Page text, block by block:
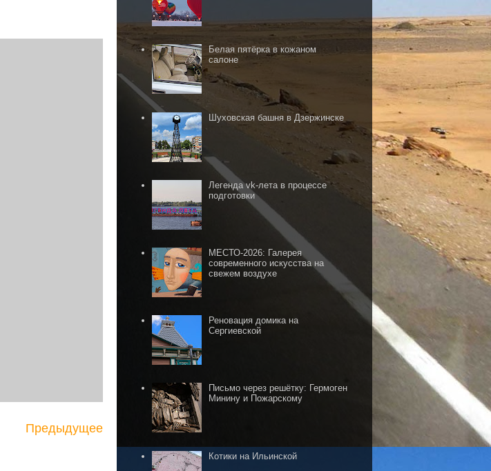
Предыдущее
Белая пятёрка в кожаном
салоне
Шуховская башня в Дзержинске
Легенда vk-лета в процессе
подготовки
МЕСТО-2026: Галерея
современного искусства на
свежем воздухе
Реновация домика на
Сергиевской
Письмо через решётку: Гермоген
Минину и Пожарскому
Котики на Ильинской